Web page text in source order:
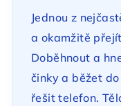
Jednou z
a okamžitě
Doběhnout a
činky a běžet
řešit telefon.